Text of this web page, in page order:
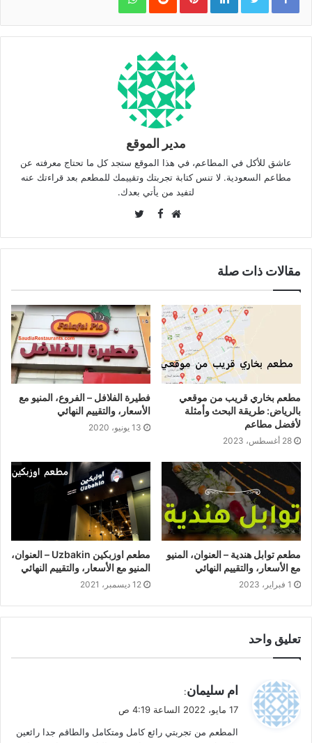
مدير الموقع
عاشق للأكل في المطاعم، في هذا الموقع ستجد كل ما تحتاج معرفته عن
مطاعم السعودية. لا تنس كتابة تجربتك وتقييمك للمطعم بعد قراءتك عنه
لتفيد من يأتي بعدك.
Facebook
مقالات ذات صلة
مطعم بخاري قريب من موقعي
بالرياض: طريقة البحث وأمثلة
لأفضل مطاعم
28 أغسطس، 2023
فطيرة الفلافل – الفروع، المنيو مع
الأسعار، والتقييم النهائي
13 يونيو، 2020
مطعم توابل هندية – العنوان، المنيو
مع الأسعار، والتقييم النهائي
1 فبراير، 2023
مطعم اوزبكين Uzbakin – العنوان،
المنيو مع الأسعار، والتقييم النهائي
12 ديسمبر، 2021
تعليق واحد
ي
ل
ام سليمان:
17 مايو، 2022 الساعة 4:19 ص
المطعم من تجربتي رائع كامل ومتكامل والطاقم جدا رائعين